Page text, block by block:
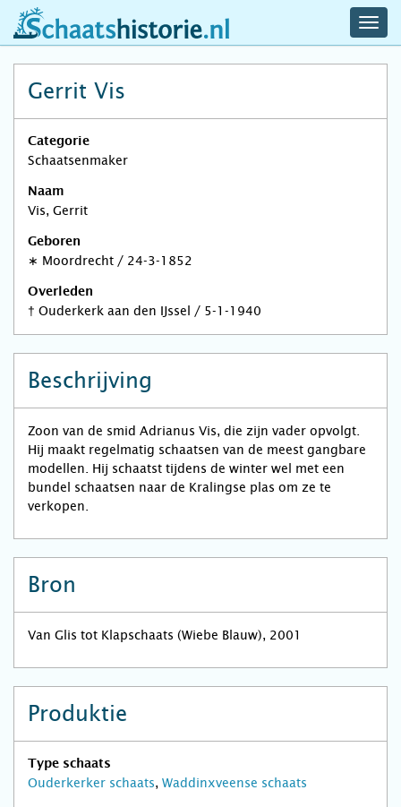
schaatshistorie.nl
Gerrit Vis
Categorie
Schaatsenmaker
Naam
Vis, Gerrit
Geboren
∗ Moordrecht / 24-3-1852
Overleden
† Ouderkerk aan den IJssel / 5-1-1940
Beschrijving
Zoon van de smid Adrianus Vis, die zijn vader opvolgt.
Hij maakt regelmatig schaatsen van de meest gangbare
modellen. Hij schaatst tijdens de winter wel met een
bundel schaatsen naar de Kralingse plas om ze te
verkopen.
Bron
Van Glis tot Klapschaats (Wiebe Blauw), 2001
Produktie
Type schaats
Ouderkerker schaats, Waddinxveense schaats